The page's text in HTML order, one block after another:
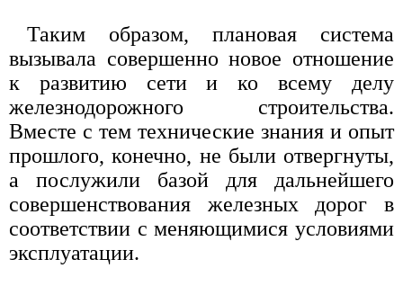
Таким образом, плановая система
вызывала совершенно новое отношение
к развитию сети и ко всему делу
железнодорожного строительства.
Вместе с тем технические знания и опыт
прошлого, конечно, не были отвергнуты,
а послужили базой для дальнейшего
совершенствования железных дорог в
соответствии с меняющимися условиями
эксплуатации.